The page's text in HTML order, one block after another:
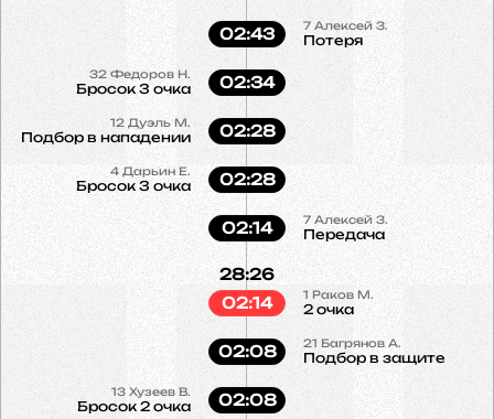
7 Алексей З.
Потеря
02:43
32 Федоров Н.
Бросок 3 очка 02:34
12 Дуэль М.
Подбор в нападении 02:28
4 Дарьин Е.
Бросок 3 очка 02:28
7 Алексей З.
Передача
02:14
1 Раков М.
2 очка
28:26
02:14
21 Багрянов А.
Подбор в защите
02:08
13 Хузеев В.
Бросок 2 очка 02:08